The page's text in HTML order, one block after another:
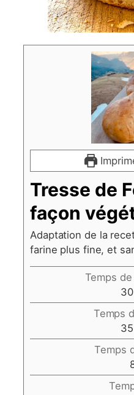
Tresse de
façon
Adaptation de la
farine plus fine, et
Temps
30
Temps
35
Temps